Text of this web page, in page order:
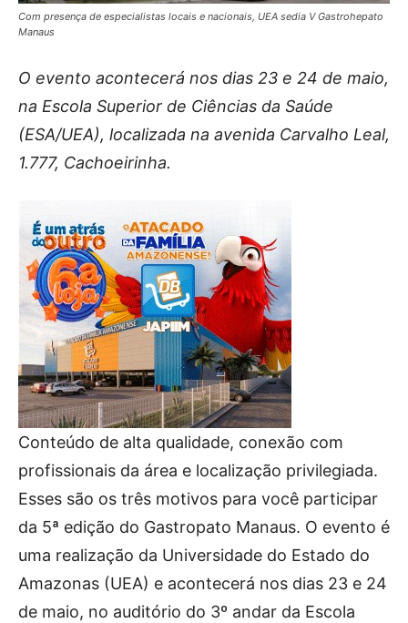
Com presença de especialistas locais e nacionais, UEA sedia V Gastrohepato
Manaus
O evento acontecerá nos dias 23 e 24 de maio,
na Escola Superior de Ciências da Saúde
(ESA/UEA), localizada na avenida Carvalho Leal,
1.777, Cachoeirinha.
Conteúdo de alta qualidade, conexão com
profissionais da área e localização privilegiada.
Esses são os três motivos para você participar
da 5ª edição do Gastropato Manaus. O evento é
uma realização da Universidade do Estado do
Amazonas (UEA) e acontecerá nos dias 23 e 24
de maio, no auditório do 3º andar da Escola